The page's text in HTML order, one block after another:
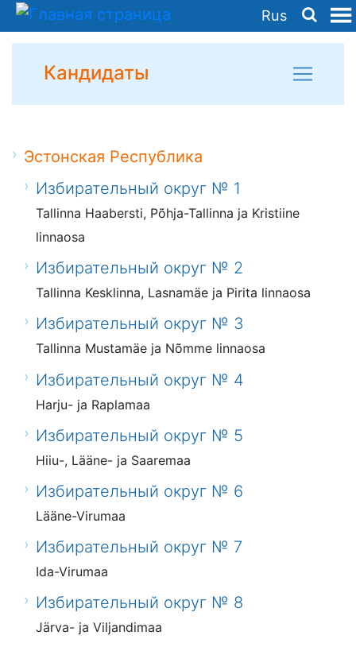
Rus
Кандидаты
Эстонская Республика
Избирательный округ № 1
Tallinna Haabersti, Põhja-Tallinna ja Kristiine
linnaosa
Избирательный округ № 2
Tallinna Kesklinna, Lasnamäe ja Pirita linnaosa
Избирательный округ № 3
Tallinna Mustamäe ja Nõmme linnaosa
Избирательный округ № 4
Harju- ja Raplamaa
Избирательный округ № 5
Hiiu-, Lääne- ja Saaremaa
Избирательный округ № 6
Lääne-Virumaa
Избирательный округ № 7
Ida-Virumaa
Избирательный округ № 8
Järva- ja Viljandimaa